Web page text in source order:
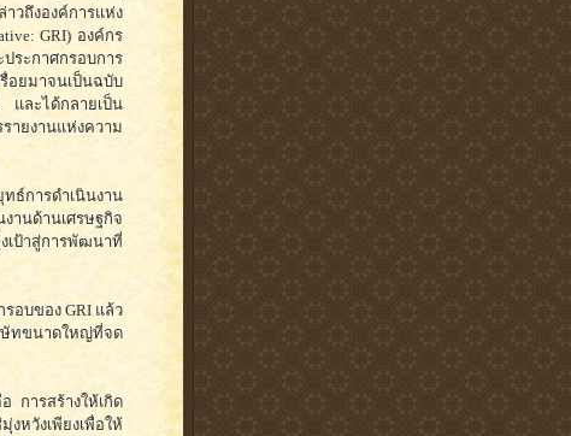
ถึงองค์การแห่ง
GRI) องค์กร
ระกาศกรอบการ
อยมาจนเป็นฉบับ
ละได้กลายเป็น
ายงานแห่งความ
ธ์การดำเนินงาน
นด้านเศรษฐกิจ
เป้าสู่การพัฒนาที่
อบของ GRI แล้ว
ษัทขนาดใหญ่ที่จด
การสร้างให้เกิด
งหวังเพียงเพื่อให้